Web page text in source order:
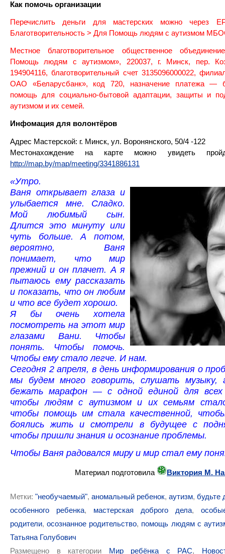
Как помочь организации
Перечислить деньги для мастерских можно через
Благотворительность > Для Помощь людям с аутизмом
Местное благотворительное общественное
Помощь людям с аутизмом», 220037, г. Минск, пер.
194904116, благотворительный счет 3135096000022,
ОАО «Беларусбанк», код 720, назначение платежа —
помощь для социально-бытовой адаптации, защиты и
аутизмом и их семей.
Инфомация для волонтёров
Адрес Мастерской: г. Минск, ул. Воронянского, 50/4 -122
Местонахождение на карте можно увидеть
http://map.by/map/meeting/3341886131
«Утро.
Ваня открывает глаза и
улыбается мне. Сладко.
Мой любимый сын.
Длится это минуту или
чуть больше. А потом,
вероятно, Ваня
понимает, что мир
прежний и он плачет. А я
пытаюсь ему рассказать
и показать, что он любим
и что все будет хорошо.
Я бы очень хотела
посмотреть на этот мир
глазами Вани. Чтобы
понять. Чтобы помочь.
Чтобы ему стало легче. И нам.
Сегодня 2 апреля, в день информирования о
мы будем много говорить, слушать музыку,
бежать марафон — с одной единой для
чтобы людям с аутизмом и их семьям
чтобы помощь им стала качественной,
боялись жить и смотрели в будущее с
чтобы пришли знания и осознание проблемы.
Чтобы Ваня радовался миру и мир стал ему
Материал подготовила Виктория М.
Метки: "необучаемый", аномальный ребенок, аутизм, будьте
особенного ребенка, мастерская доброго дела,
родители,осознанное родительство, помощь людям с
Татьяна Голубович
Размещено в категории Мир ребёнка с РАС,